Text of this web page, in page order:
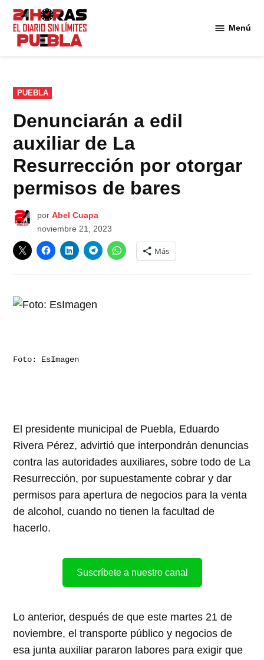
Saltar
contenido
Menú
PUBLICADO
EN
PUEBLA
Denunciarán a edil
auxiliar de La
Resurrección por otorgar
permisos de bares
por Abel Cuapa
noviembre 21, 2023
Más
Foto: EsImagen
El presidente municipal de Puebla, Eduardo
Rivera Pérez, advirtió que interpondrán denuncias
contra las autoridades auxiliares, sobre todo de La
Resurrección, por supuestamente cobrar y dar
permisos para apertura de negocios para la venta
de alcohol, cuando no tienen la facultad de
hacerlo.
Suscríbete a nuestro canal
Lo anterior, después de que este martes 21 de
noviembre, el transporte público y negocios de
esa junta auxiliar pararon labores para exigir que